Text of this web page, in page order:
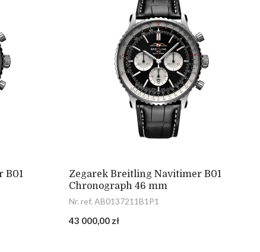
B01
Zegarek Breitling Navitimer B01
Chronograph 46 mm
Nr. ref. AB0137211B1P1
43 000,00 zł